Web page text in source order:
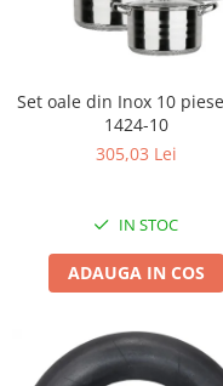
Aparate de calcat
Aspiratoare electrice
Cutii depozitare
Cutii pentru chei
incaltaminte
Perii de curatare
Perii si aparate scame
Stergatoare geam
Set oale din Inox 10
1424-10
305,03 Lei
IN STOC
ADAUGA IN COS